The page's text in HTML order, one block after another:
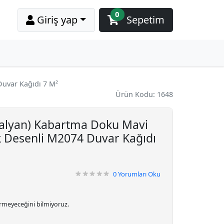
Giriş yap Sepetim
0
Kağıdı 7 M²
Ürün Kodu: 1648
Kabartma Doku Mavi
M2074 Duvar Kağıdı
0Yorumları Oku
bilmiyoruz.